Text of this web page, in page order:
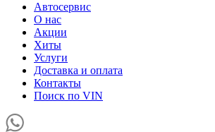
Автосервис
О нас
Акции
Хиты
Услуги
Доставка и оплата
Контакты
Поиск по VIN